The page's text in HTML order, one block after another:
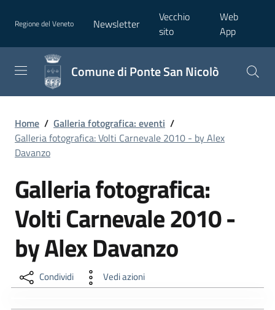
Regione del Veneto Newsletter
Vecchio
sito
Web
App
Comune di Ponte San Nicolò
Home / Galleria fotografica: eventi /
Galleria fotografica: Volti Carnevale 2010 - by Alex
Davanzo
Galleria fotografica:
Volti Carnevale 2010 -
by Alex Davanzo
Condividi Vedi azioni